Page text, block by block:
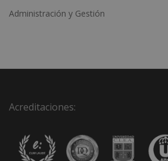
Administración y Gestión
Acreditaciones: